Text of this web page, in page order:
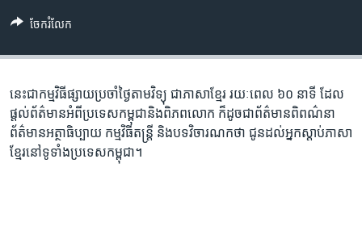
ចូល​
ស្វែង​
បណ្តាញ​សង្គម
ភាសា
ចែករំលែក
នេះ​ជា​កម្ម​វិធី​ផ្សាយ​ប្រចាំ​ថ្ងៃ​តាម​វិទ្យុ ​ជាភាសា​ខ្មែរ​ រយៈ​ពេល​ ៦០​ នាទី ដែល​
ផ្តល់​ព័ត៌មាន​អំពី​ប្រទេស​កម្ពុជា​និង​ពិភព​លោក ​ក៏ដូច​ជា​ព័ត៌មាន​ពិពណ៌នា
ព័ត៌មាន​អត្ថាធិប្បាយ​ កម្ម​វិធី​តន្ត្រី ​និង​បទ​វិចារណកថា​ ជូន​ដល់​អ្នក​ស្តាប់​ភាសា​
ខ្មែរ​នៅ​ទូទាំង​ប្រទេស​កម្ពុជា។